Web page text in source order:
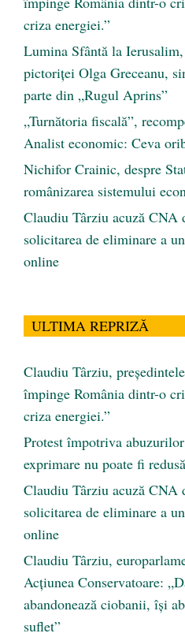
criza energiei.”
Lumina Sfântă la
pictoriței Olga Greceanu,
parte din „Rugul Aprins”
„Turnătoria fiscală”,
Analist economic: Ceva
Nichifor Crainic, despre
românizarea sistemului
Claudiu Târziu acuză CNA
solicitarea de eliminare a
online
ULTIMA REPRIZĂ
Claudiu Târziu,
împinge România dintr-o
criza energiei.”
Protest împotriva
exprimare nu poate fi
Claudiu Târziu acuză CNA
solicitarea de eliminare a
online
Claudiu Târziu,
Acțiunea Conservatoare:
abandonează ciobanii, își
suflet”